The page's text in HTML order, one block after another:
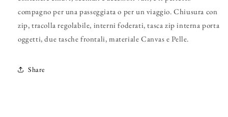
compagno per una passeggiata o per un viaggio. Chiusura con
zip, tracolla regolabile, interni foderati, tasca zip interna porta
oggetti, due tasche frontali, materiale Canvas e Pelle.
Share